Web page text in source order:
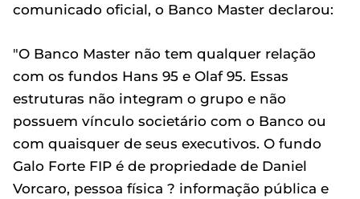
comunicado oficial, o Banco Master declarou:
"O Banco Master não tem qualquer relação
com os fundos Hans 95 e Olaf 95. Essas
estruturas não integram o grupo e não
possuem vínculo societário com o Banco ou
com quaisquer de seus executivos. O fundo
Galo Forte FIP é de propriedade de Daniel
Vorcaro, pessoa física ? informação pública e